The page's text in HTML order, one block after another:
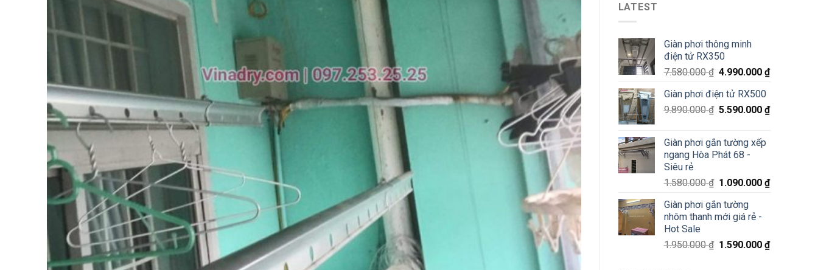
Đa
Đông
Sale
chỉ
200K
LATEST
Giàn phơi thông minh
điện tử RX350
7.580.000₫ 4.990.000₫
Giàn phơi điện tử RX500
9.890.000₫ 5.590.000₫
Giàn phơi gắn tường xếp
ngang Hòa Phát 68 -
Siêu rẻ
1.580.000₫ 1.090.000₫
Giàn phơi gắn tường
nhôm thanh mới giá rẻ -
Hot Sale
1.950.000₫ 1.590.000₫